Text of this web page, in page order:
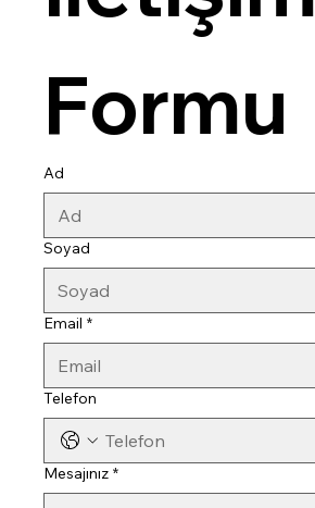
Formu
Ad
Soyad
Email *
Telefon
Mesajınız *